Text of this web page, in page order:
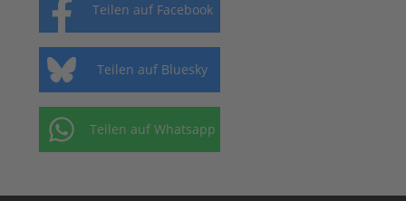
Teilen auf Facebook
Teilen auf Bluesky
Teilen auf Whatsapp